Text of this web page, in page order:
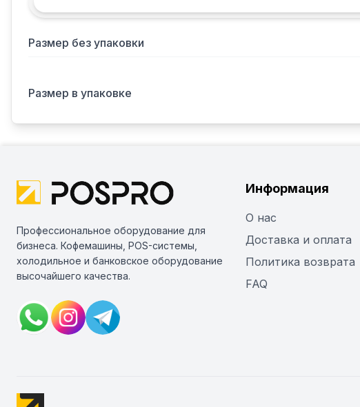
Размер без упаковки
Размер в упаковке
Профессиональное оборудование для
бизнеса. Кофемашины, POS-системы,
холодильное и банковское оборудование
высочайшего качества.
Информация
О нас
Доставка и оплата
Политика возврата
FAQ